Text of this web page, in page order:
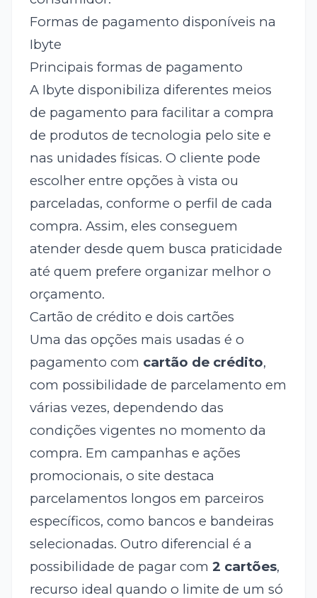
Formas de pagamento disponíveis na
Ibyte
Principais formas de pagamento
A Ibyte disponibiliza diferentes meios
de pagamento para facilitar a compra
de produtos de tecnologia pelo site e
nas unidades físicas. O cliente pode
escolher entre opções à vista ou
parceladas, conforme o perfil de cada
compra. Assim, eles conseguem
atender desde quem busca praticidade
até quem prefere organizar melhor o
orçamento.
Cartão de crédito e dois cartões
Uma das opções mais usadas é o
pagamento com cartão de crédito,
com possibilidade de parcelamento em
várias vezes, dependendo das
condições vigentes no momento da
compra. Em campanhas e ações
promocionais, o site destaca
parcelamentos longos em parceiros
específicos, como bancos e bandeiras
selecionadas. Outro diferencial é a
possibilidade de pagar com 2 cartões,
recurso ideal quando o limite de um só